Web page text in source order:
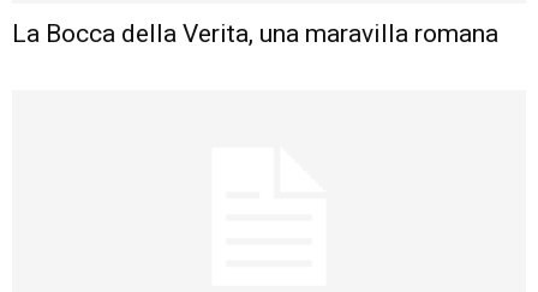
La Bocca della Verita, una maravilla romana